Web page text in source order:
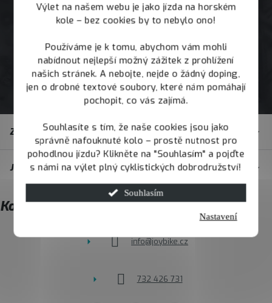
Výlet na našem webu je jako jízda na horském
kole – bez cookies by to nebylo ono!
Používáme je k tomu, abychom vám mohli
nabídnout nejlepší možný zážitek z prohlížení
našich stránek. A nebojte, nejde o žádný doping,
jen o drobné textové soubory, které nám pomáhají
pochopit, co vás zajímá.
Souhlasíte s tím, že naše cookies jsou jako
správně nafouknuté kolo – prostě nutnost pro
pohodlnou jízdu? Klikněte na "Souhlasím" a pojďte
s námi na výlet plný cyklistických dobrodružství!
Souhlasím
Nastavení
t
í
Zákaznický servis
JOY.BIKE
Kontakt
info@joybike.cz
732 426 731